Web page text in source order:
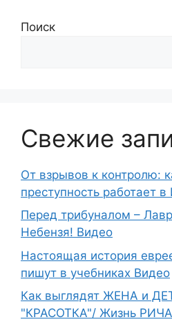
Поиск
Свежие
От взрывов к контролю:
преступность работает
Перед трибуналом –
Небензя! Видео
Настоящая история
пишут в учебниках Видео
Как выглядят ЖЕНА и
"КРАСОТКА"/ Жизнь